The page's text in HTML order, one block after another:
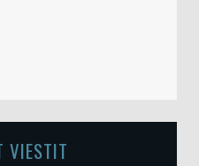
VIESTIT